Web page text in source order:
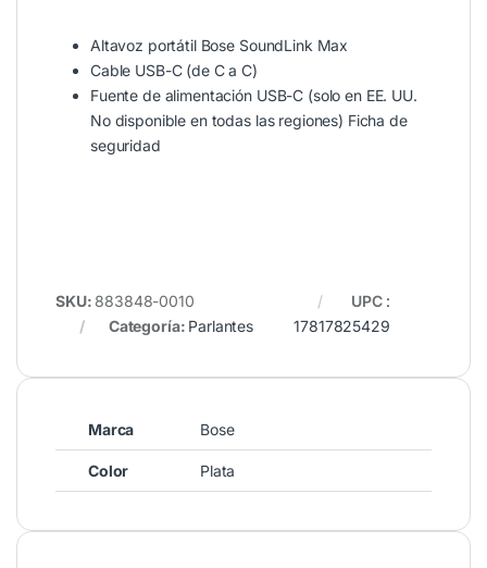
Altavoz portátil Bose SoundLink Max
Cable USB-C (de C a C)
Fuente de alimentación USB-C (solo en EE. UU.
No disponible en todas las regiones) Ficha de
seguridad
SKU: 883848-0010
Categoría: Parlantes
UPC :
17817825429
Marca Bose
Color Plata